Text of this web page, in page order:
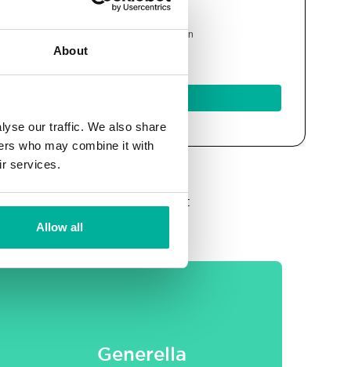
About
our traffic. We also share
who may combine it with
services.
Allow all
utrymme
4 CPU, 4GB RAM ~200K besökare/mån
därefter ersätts de av vårt
Generella